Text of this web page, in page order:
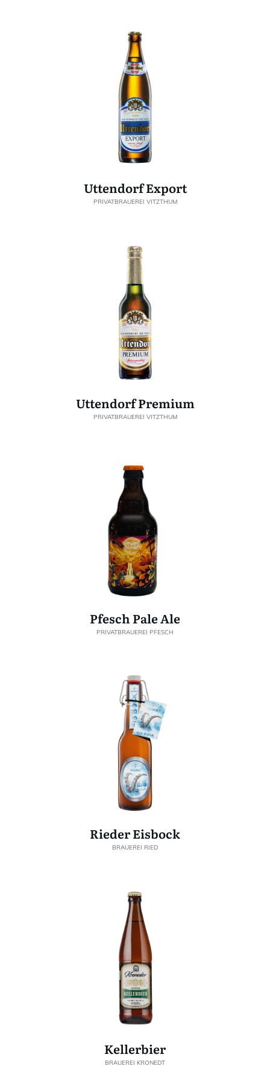
Uttendorf Export
PRIVATBRAUEREI VITZTHUM
Uttendorf Premium
PRIVATBRAUEREI VITZTHUM
Pfesch Pale Ale
PRIVATBRAUEREI PFESCH
Rieder Eisbock
BRAUEREI RIED
Kellerbier
BRAUEREI KRONEDT